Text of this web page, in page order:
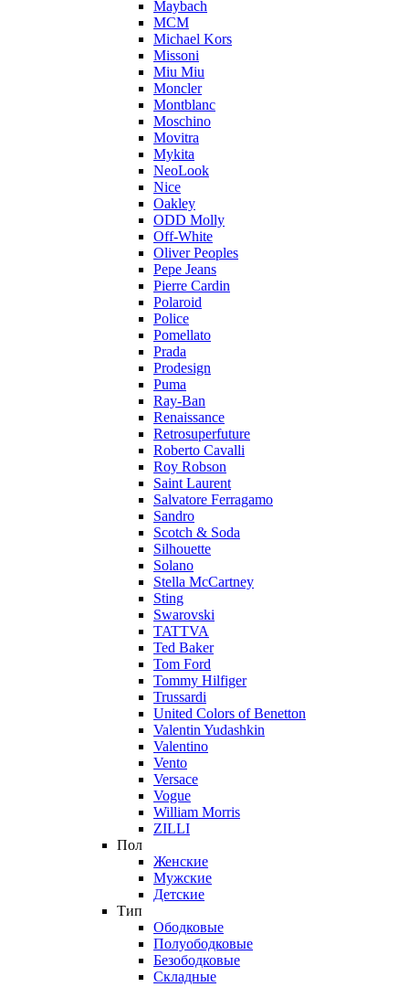
Maybach
MCM
Michael Kors
Missoni
Miu Miu
Moncler
Montblanc
Moschino
Movitra
Mykita
NeoLook
Nice
Oakley
ODD Molly
Off-White
Oliver Peoples
Pepe Jeans
Pierre Cardin
Polaroid
Police
Pomellato
Prada
Prodesign
Puma
Ray-Ban
Renaissance
Retrosuperfuture
Roberto Cavalli
Roy Robson
Saint Laurent
Salvatore Ferragamo
Sandro
Scotch & Soda
Silhouette
Solano
Stella McCartney
Sting
Swarovski
TATTVA
Ted Baker
Tom Ford
Tommy Hilfiger
Trussardi
United Colors of Benetton
Valentin Yudashkin
Valentino
Vento
Versace
Vogue
William Morris
ZILLI
Пол
Женские
Мужские
Детские
Тип
Ободковые
Полуободковые
Безободковые
Складные